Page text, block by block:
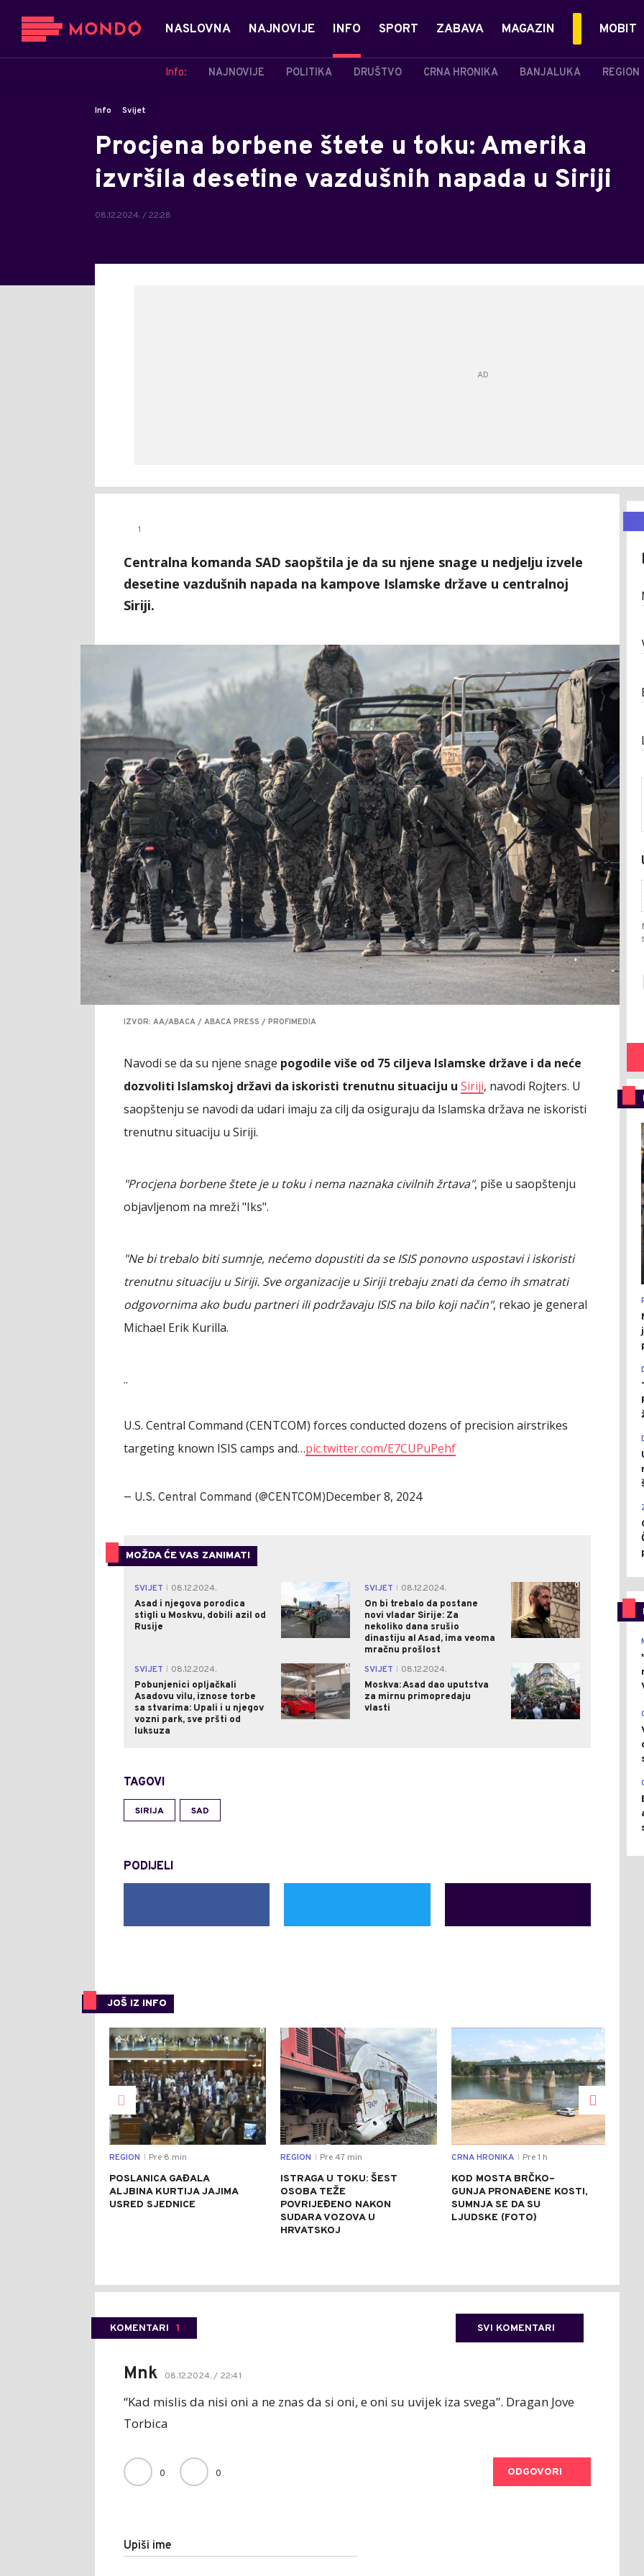
NASLOVNA NAJNOVIJE INFO
Info: NAJNOVIJE POLITIKA DRUŠTVO CRNA HRONIKA BANJALUKA REGION
SPORT ZABAVA MAGAZIN MOBIT
Info Svijet
Procjena borbene štete u toku: Amerika
izvršila desetine vazdušnih napada u Siriji
08.12.2024. / 22:28
AUTOR
1
Centralna komanda SAD saopštila je da su njene snage u nedjelju izvele
desetine vazdušnih napada na kampove Islamske države u centralnoj
Siriji.
IZVOR: AA/ABACA / ABACA PRESS / PROFIMEDIA
Navodi se da su njene snage pogodile više od 75 ciljeva Islamske države i da neće
dozvoliti Islamskoj državi da iskoristi trenutnu situaciju u Siriji, navodi Rojters. U
saopštenju se navodi da udari imaju za cilj da osiguraju da Islamska država ne iskoristi
trenutnu situaciju u Siriji.
"Procjena borbene štete je u toku i nema naznaka civilnih žrtava", piše u saopštenju
objavljenom na mreži "Iks".
"Ne bi trebalo biti sumnje, nećemo dopustiti da se ISIS ponovno uspostavi i iskoristi
trenutnu situaciju u Siriji. Sve organizacije u Siriji trebaju znati da ćemo ih smatrati
odgovornima ako budu partneri ili podržavaju ISIS na bilo koji način", rekao je general
Michael Erik Kurilla.
..
U.S. Central Command (CENTCOM) forces conducted dozens of precision airstrikes
targeting known ISIS camps and…pic.twitter.com/E7CUPuPehf
— U.S. Central Command (@CENTCOM)December 8, 2024
MOŽDA ĆE VAS ZANIMATI
SVIJET
08.12.2024.
Asad i njegova porodica
stigli u Moskvu, dobili azil od
Rusije
1 SVIJET
08.12.2024.
On bi trebalo da postane
novi vladar Sirije: Za
nekoliko dana srušio
dinastiju al Asad, ima veoma
mračnu prošlost
0
SVIJET
08.12.2024.
Pobunjenici opljačkali
Asadovu vilu, iznose torbe
sa stvarima: Upali i u njegov
vozni park, sve pršti od
luksuza
0 SVIJET
08.12.2024.
Moskva: Asad dao uputstva
za mirnu primopredaju
vlasti
TAGOVI
SIRIJA SAD
PODIJELI
JOŠ IZ INFO
0
REGION Pre 8 min
POSLANICA GAĐALA
ALJBINA KURTIJA JAJIMA
USRED SJEDNICE
0
REGION Pre 47 min
ISTRAGA U TOKU: ŠEST
OSOBA TEŽE
POVRIJEĐENO NAKON
SUDARA VOZOVA U
HRVATSKOJ
0
CRNA HRONIKA Pre 1 h
KOD MOSTA BRČKO–
GUNJA PRONAĐENE KOSTI,
SUMNJA SE DA SU
LJUDSKE (FOTO)
KOMENTARI 1 SVI KOMENTARI
Mnk 08.12.2024. / 22:41
“Kad mislis da nisi oni a ne znas da si oni, e oni su uvijek iza svega”. Dragan Jove
Torbica
0 0 ODGOVORI
Upiši ime